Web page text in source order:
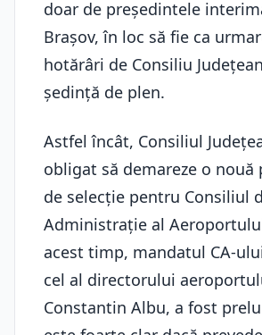
doar de președintele
Brașov, în loc să fie ca
hotărâri de Consiliu
ședință de plen.
Astfel încât, Consiliul
obligat să demareze o nouă
de selecție pentru Consiliul
Administrație al
acest timp, mandatul CA-
cel al directorului
Constantin Albu, a fost